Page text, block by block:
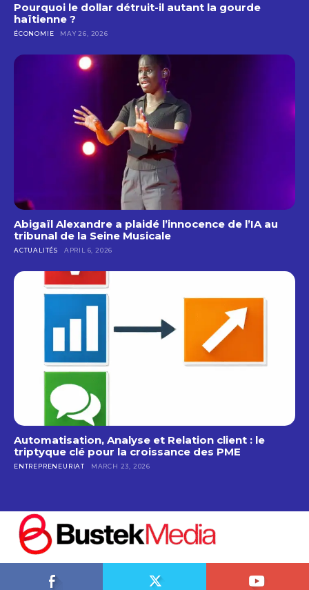
Pourquoi le dollar détruit-il autant la gourde
haïtienne ?
ÉCONOMIE MAY 26, 2026
Abigaïl Alexandre a plaidé l’innocence de l’IA au
tribunal de la Seine Musicale
ACTUALITÉS APRIL 6, 2026
Automatisation, Analyse et Relation client : le
triptyque clé pour la croissance des PME
ENTREPRENEURIAT MARCH 23, 2026